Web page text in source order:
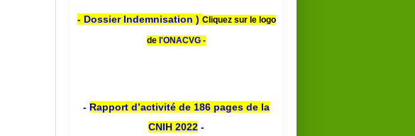
- Dossier Indemnisation ) Cliquez sur le logo
de l'ONACVG -
- Rapport d’activité de 186 pages de la
CNIH 2022 -